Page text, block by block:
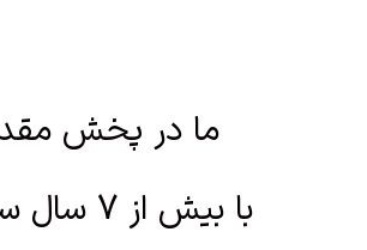
ما در پخش
با بیش از 7 سال سابقه